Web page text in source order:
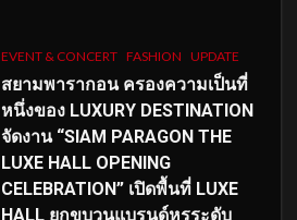
EVENT & CONCERT FASHION UPDATE
สยามพารากอน ครองความเป็นที่
หนึ่งของ LUXURY DESTINATION
จัดงาน “SIAM PARAGON THE
LUXE HALL OPENING
CELEBRATION” เปิดพื้นที่ LUXE
HALL ยกขบวนแบรนด์หรูระดับ